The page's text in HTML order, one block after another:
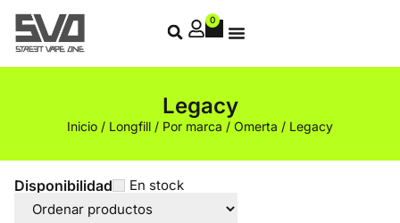
0
Legacy
Inicio / Longfill / Por marca / Omerta / Legacy
Disponibilidad En stock